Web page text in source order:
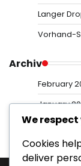
Langer
Vorhand-
Archiv
February
January
We
Cookies
deliver